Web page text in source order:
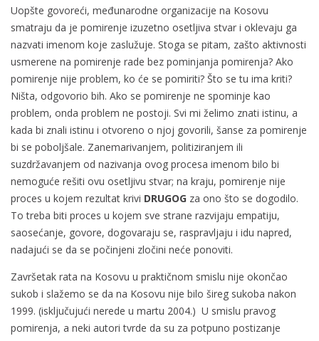
Uopšte govoreći, međunarodne organizacije na Kosovu
smatraju da je pomirenje izuzetno osetljiva stvar i oklevaju ga
nazvati imenom koje zaslužuje. Stoga se pitam, zašto aktivnosti
usmerene na pomirenje rade bez pominjanja pomirenja? Ako
pomirenje nije problem, ko će se pomiriti? Što se tu ima kriti?
Ništa, odgovorio bih. Ako se pomirenje ne spominje kao
problem, onda problem ne postoji. Svi mi želimo znati istinu, a
kada bi znali istinu i otvoreno o njoj govorili, šanse za pomirenje
bi se poboljšale. Zanemarivanjem, politiziranjem ili
suzdržavanjem od nazivanja ovog procesa imenom bilo bi
nemoguće rešiti ovu osetljivu stvar; na kraju, pomirenje nije
proces u kojem rezultat krivi DRUGOG za ono što se dogodilo.
To treba biti proces u kojem sve strane razvijaju empatiju,
saosećanje, govore, dogovaraju se, raspravljaju i idu napred,
nadajući se da se počinjeni zločini neće ponoviti.
Završetak rata na Kosovu u praktičnom smislu nije okončao
sukob i slažemo se da na Kosovu nije bilo šireg sukoba nakon
1999. (isključujući nerede u martu 2004.) U smislu pravog
pomirenja, a neki autori tvrde da su za potpuno postizanje